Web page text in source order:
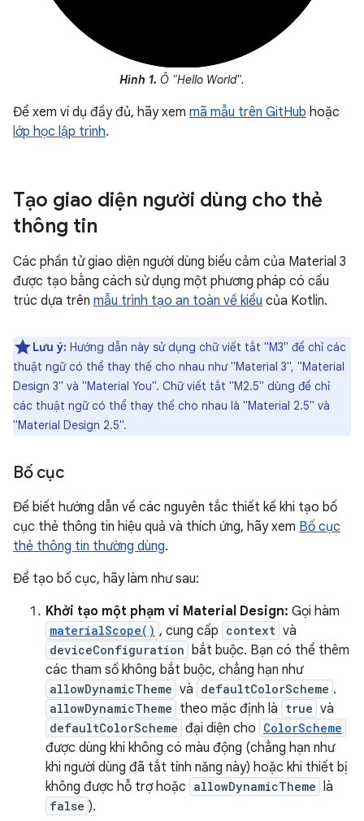
Hình 1. Ô "Hello World".
Để xem ví dụ đầy đủ, hãy xem mã mẫu trên GitHub hoặc
lớp học lập trình.
Tạo giao diện người dùng cho thẻ
thông tin
Các phần tử giao diện người dùng biểu cảm của Material 3
được tạo bằng cách sử dụng một phương pháp có cấu
trúc dựa trên mẫu trình tạo an toàn về kiểu của Kotlin.
Lưu ý: Hướng dẫn này sử dụng chữ viết tắt "M3" để chỉ các
thuật ngữ có thể thay thế cho nhau như "Material 3", "Material
Design 3" và "Material You". Chữ viết tắt "M2.5" dùng để chỉ
các thuật ngữ có thể thay thế cho nhau là "Material 2.5" và
"Material Design 2.5".
Bố cục
Để biết hướng dẫn về các nguyên tắc thiết kế khi tạo bố
cục thẻ thông tin hiệu quả và thích ứng, hãy xem Bố cục
thẻ thông tin thường dùng.
Để tạo bố cục, hãy làm như sau:
Khởi tạo một phạm vi Material Design: Gọi hàm
materialScope() , cung cấp context và
deviceConfiguration bắt buộc. Bạn có thể thêm
các tham số không bắt buộc, chẳng hạn như
allowDynamicTheme và defaultColorScheme .
allowDynamicTheme theo mặc định là true và
defaultColorScheme đại diện cho ColorScheme
được dùng khi không có màu động (chẳng hạn như
khi người dùng đã tắt tính năng này) hoặc khi thiết bị
không được hỗ trợ hoặc allowDynamicTheme là
false ).